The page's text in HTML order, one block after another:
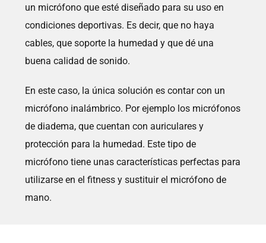
un micrófono que esté diseñado para su uso en
condiciones deportivas. Es decir, que no haya
cables, que soporte la humedad y que dé una
buena calidad de sonido.
En este caso, la única solución es contar con un
micrófono inalámbrico. Por ejemplo los micrófonos
de diadema, que cuentan con auriculares y
protección para la humedad. Este tipo de
micrófono tiene unas características perfectas para
utilizarse en el fitness y sustituir el micrófono de
mano.